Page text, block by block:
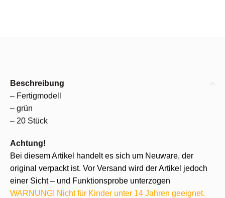
Beschreibung
– Fertigmodell
– grün
– 20 Stück
Achtung!
Bei diesem Artikel handelt es sich um Neuware, der
original verpackt ist. Vor Versand wird der Artikel jedoch
einer Sicht – und Funktionsprobe unterzogen
WARNUNG! Nicht für Kinder unter 14 Jahren geeignet.